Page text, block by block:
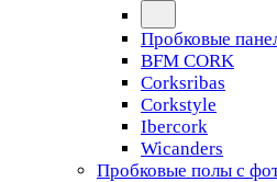
Пробковые
BFM CORK
Corksribas
Corkstyle
Ibercork
Wicanders
Пробковые полы с